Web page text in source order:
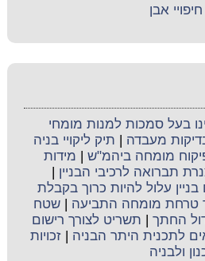
אבן
בעל סמכות למנות מומחי
מעבדה
תיק ליקויי בניה
מומחה ביהמ"ש
מידות
תברואה לרכיבי הבניין
בניין עלול להיות כרוך בקבלת
טרחת מומחה התביעה |שטח
החתך
תשריט לצורך רישום
לתכנית היתר הבניה |זכויות
ולבניה